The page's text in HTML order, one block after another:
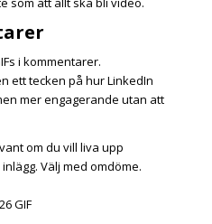
i kommentarer.
ett tecken på hur LinkedIn
mer engagerande utan att
om du vill liva upp
Välj med omdöme.